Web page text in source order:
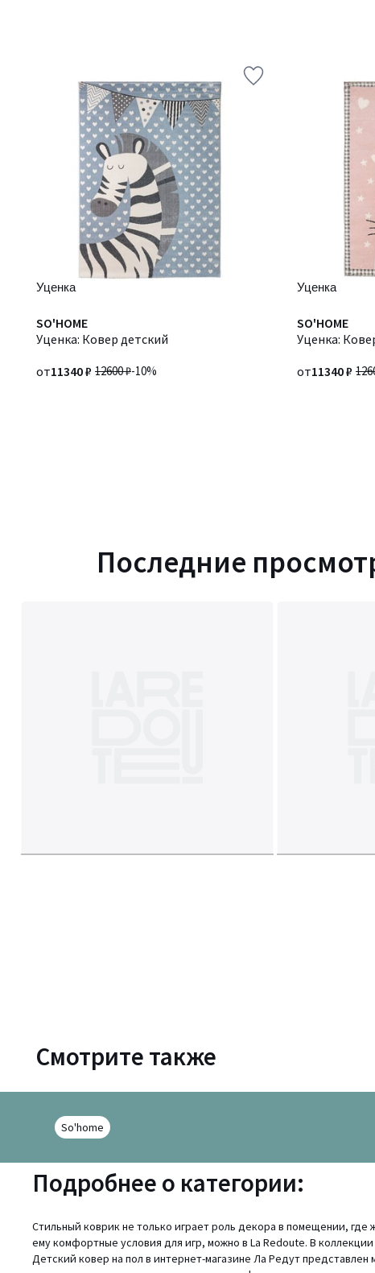
Уценка
SO'HOME
Уценка: Ковер детский
12600 ₽-10%
от11340 ₽
Уценка
SO'HOME
Уценка:
от11340 ₽
Последние
Смотрите также
So'home
Подробнее о категории:
Стильный коврик не только играет роль декора в помещении,
ему комфортные условия для игр, можно в La Redoute. В
Детский ковер на пол в интернет-магазине Ла Редут